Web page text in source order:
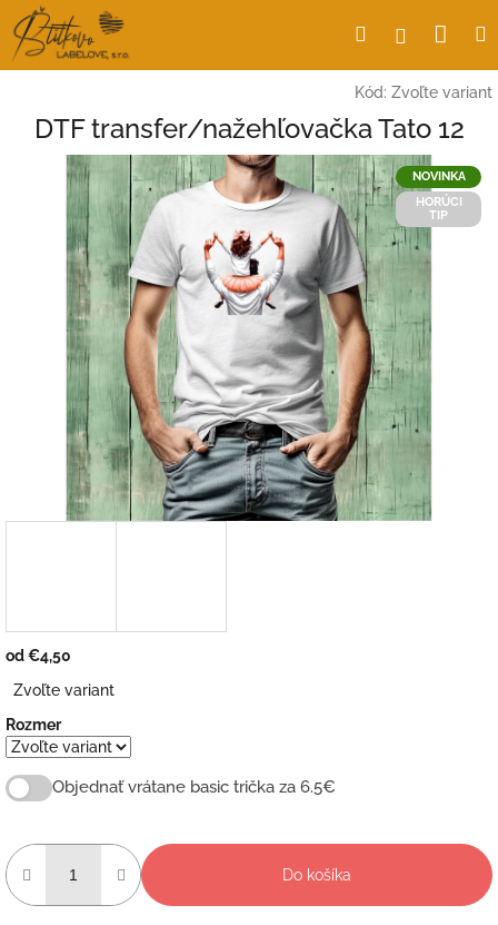
Prejsť
na
obsah
Hľadať
Kód: Zvoľte variant
DTF transfer/nažehľovačka Tato 12
NOVINKA
HORÚCI
TIP
od€4,50
cena:
Zvoľte variant
Rozmer
Objednať vrátane basic trička za 6.5€
Do košíka